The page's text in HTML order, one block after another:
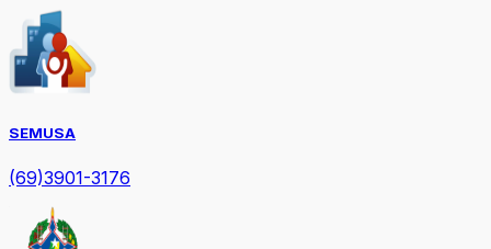
SEMUSA
(69)3901-3176